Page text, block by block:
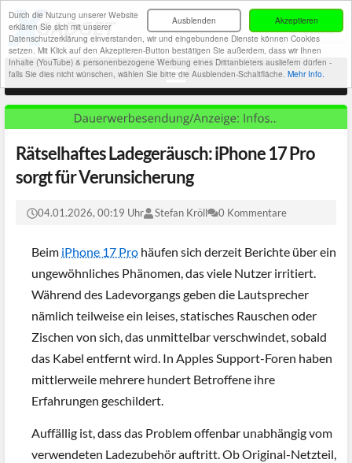
Akzeptieren
Ausblenden
Durch die Nutzung unserer Website
erklären Sie sich mit unserer
Datenschutzerklärung einverstanden, wir und eingebundene Dienste können Cookies
setzen. Mit Klick auf den Akzeptieren-Button bestätigen Sie außerdem, dass wir Ihnen
Inhalte (YouTube) & personenbezogene Werbung eines Drittanbieters ausliefern dürfen -
falls Sie dies nicht wünschen, wählen Sie bitte die Ausblenden-Schaltfläche. Mehr Info.
Rätselhaftes Ladegeräusch: iPhone 17 Pro
sorgt für Verunsicherung
04.01.2026, 00:19 Uhr Stefan Kröll 0 Kommentare
Beim iPhone 17 Pro häufen sich derzeit Berichte über ein
ungewöhnliches Phänomen, das viele Nutzer irritiert.
Während des Ladevorgangs geben die Lautsprecher
nämlich teilweise ein leises, statisches Rauschen oder
Zischen von sich, das unmittelbar verschwindet, sobald
das Kabel entfernt wird. In Apples Support-Foren haben
mittlerweile mehrere hundert Betroffene ihre
Erfahrungen geschildert.
Auffällig ist, dass das Problem offenbar unabhängig vom
verwendeten Ladezubehör auftritt. Ob Original-Netzteil,